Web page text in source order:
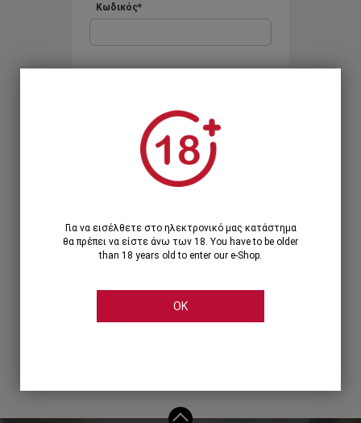
Κωδικός*
Ξεχάσατε τον κωδικό;
Ή
ΣΥΝΔΕΣΗ ΜΕ ...
Για να εισέλθετε στο ηλεκτρονικό μας κατάστημα
θα πρέπει να είστε άνω των 18. You have to be older
than 18 years old to enter our e-Shop.
OK